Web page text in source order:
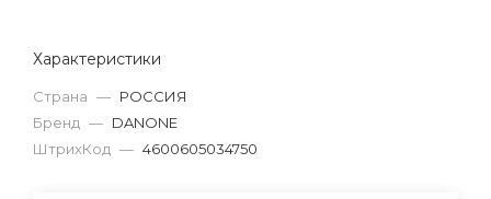
Характеристики
Страна — РОССИЯ
Бренд — DANONE
ШтрихКод — 4600605034750